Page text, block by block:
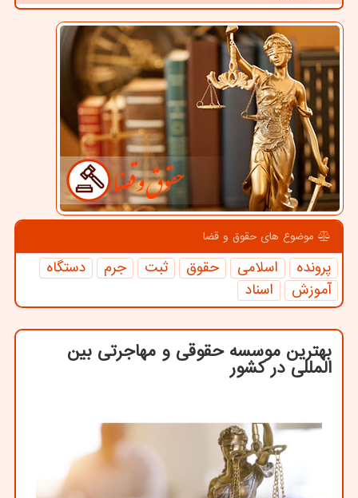
موضوع های حقوق و قضا
پرونده اسلامی حقوق ثبت جرم
دستگاه
آموزش
اسناد
بهترین موسسه حقوقی و مهاجرتی بین
المللی در كشور